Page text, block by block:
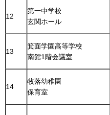
12
第一中学校
玄関ホール
13
箕面学園高等学校
南館1階会議室
14
牧落幼稚園
保育室